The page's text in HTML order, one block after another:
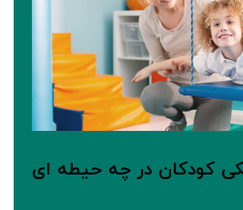
کودکان در چه حیطه ای